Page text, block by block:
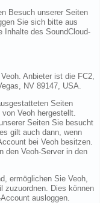
Besuch unserer Seiten
Sie sich bitte aus
Inhalte des SoundCloud-
Anbieter ist die FC2,
NV 89147, USA.
Seiten
Veoh hergestellt.
Seiten Sie besucht
gilt auch dann, wenn
bei Veoh besitzen.
den Veoh-Server in den
ermöglichen Sie Veoh,
zuzuordnen. Dies können
ausloggen.